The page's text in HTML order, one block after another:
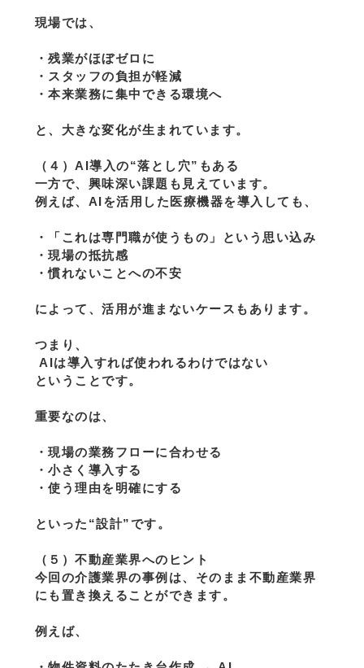
現場では、
・残業がほぼゼロに
・スタッフの負担が軽減
・本来業務に集中できる環境へ
と、大きな変化が生まれています。
（４）AI導入の“落とし穴”もある
一方で、興味深い課題も見えています。
例えば、AIを活用した医療機器を導入しても、
・「これは専門職が使うもの」という思い込み
・現場の抵抗感
・慣れないことへの不安
によって、活用が進まないケースもあります。
つまり、
AIは導入すれば使われるわけではない
ということです。
重要なのは、
・現場の業務フローに合わせる
・小さく導入する
・使う理由を明確にする
といった“設計”です。
（５）不動産業界へのヒント
今回の介護業界の事例は、そのまま不動産業界
にも置き換えることができます。
例えば、